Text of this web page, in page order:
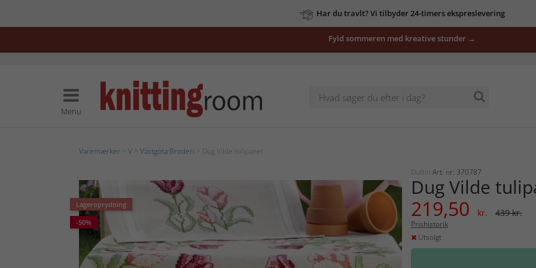
Har du travlt? Vi tilbyder 24-timers ekspreslevering
Fyld sommeren med kreative stunder →
Menu
Varemærker V Västgöta Broderi > Dug Vilde tulipaner
Lageroprydning
-50%
Duftin Art. nr: 370787
Dug Vilde
219,50 kr. 439 kr.
Prishistorik
Utsolgt